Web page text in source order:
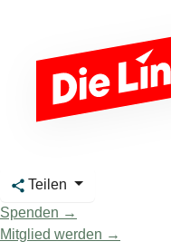
Teilen
Spenden →
Mitglied werden →